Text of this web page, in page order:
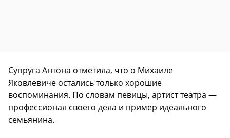
Супруга Антона отметила, что о Михаиле
Яковлевиче остались только хорошие
воспоминания. По словам певицы, артист театра —
профессионал своего дела и пример идеального
семьянина.